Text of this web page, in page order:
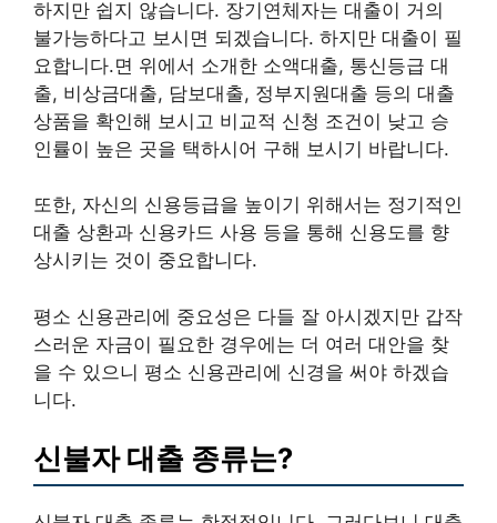
하지만 쉽지 않습니다. 장기연체자는 대출이 거의
불가능하다고 보시면 되겠습니다. 하지만 대출이 필
요합니다.면 위에서 소개한 소액대출, 통신등급 대
출, 비상금대출, 담보대출, 정부지원대출 등의 대출
상품을 확인해 보시고 비교적 신청 조건이 낮고 승
인률이 높은 곳을 택하시어 구해 보시기 바랍니다.
또한, 자신의 신용등급을 높이기 위해서는 정기적인
대출 상환과 신용카드 사용 등을 통해 신용도를 향
상시키는 것이 중요합니다.
평소 신용관리에 중요성은 다들 잘 아시겠지만 갑작
스러운 자금이 필요한 경우에는 더 여러 대안을 찾
을 수 있으니 평소 신용관리에 신경을 써야 하겠습
니다.
신불자 대출 종류는?